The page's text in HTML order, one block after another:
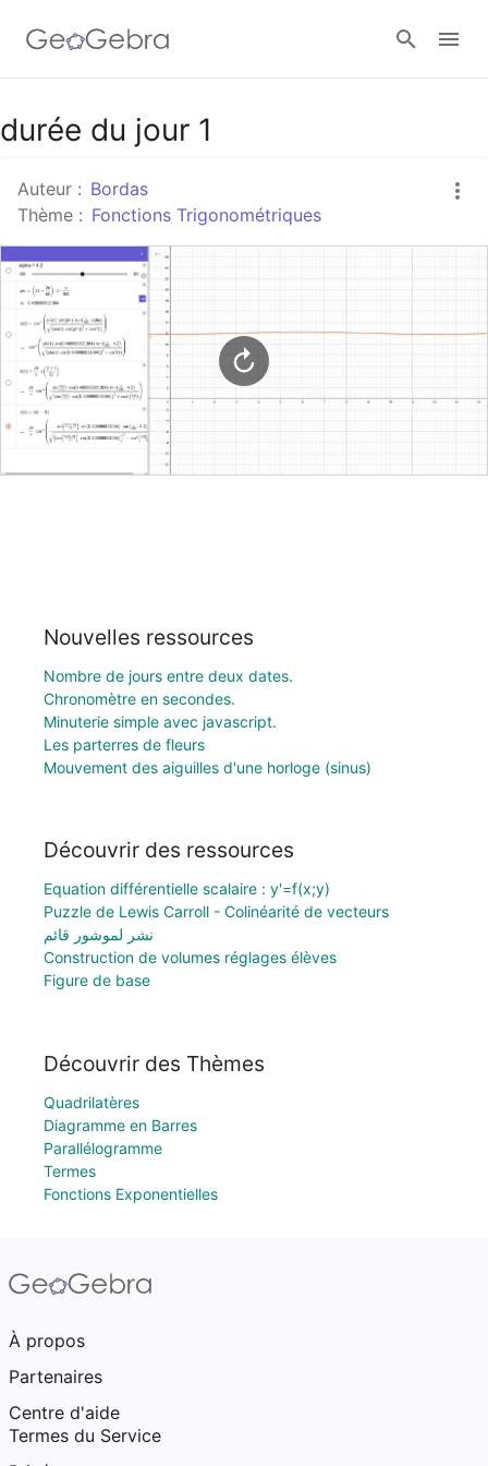
Google Classroom
Classe GeoGebra
durée du jour 1
Auteur : Bordas
Thème : Fonctions Trigonométriques
Nouvelles ressources
Nombre de jours entre deux dates.
Chronomètre en secondes.
Minuterie simple avec javascript.
Les parterres de fleurs
Mouvement des aiguilles d'une horloge (sinus)
Découvrir des ressources
Equation différentielle scalaire : y'=f(x;y)
Puzzle de Lewis Carroll - Colinéarité de vecteurs
نشر لموشور قائم
Construction de volumes réglages élèves
Figure de base
Découvrir des Thèmes
Quadrilatères
Diagramme en Barres
Parallélogramme
Termes
Fonctions Exponentielles
À propos
Partenaires
Centre d'aide
Termes du Service